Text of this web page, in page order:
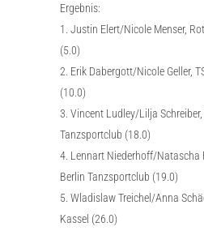
Ergebnis:
1. Justin Elert/Nicole Menser,
(5.0)
2. Erik Dabergott/Nicole Geller,
(10.0)
3. Vincent Ludley/Lilja
Tanzsportclub (18.0)
4. Lennart Niederhoff/Natascha
Berlin Tanzsportclub (19.0)
5. Wladislaw Treichel/Anna
Kassel (26.0)